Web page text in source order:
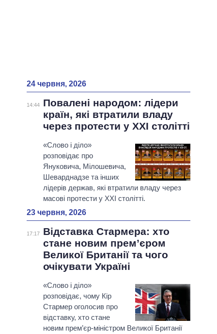
24 червня, 2026
14:44
Повалені народом: лідери
країн, які втратили владу
через протести у XXI столітті
«Слово і діло»
розповідає про
Януковича, Мілошевича,
Шеварднадзе та інших
лідерів держав, які втратили владу через
масові протести у XXI столітті.
23 червня, 2026
17:17
Відставка Стармера: хто
стане новим прем’єром
Великої Британії та чого
очікувати Україні
«Слово і діло»
розповідає, чому Кір
Стармер оголосив про
відставку, хто стане
новим прем’єр-міністром Великої Британії